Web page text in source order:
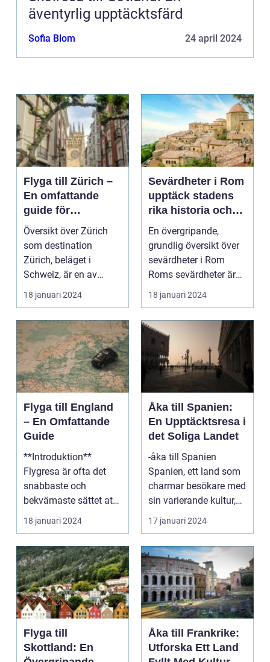
äventyrlig upptäcktsfärd
Sofia Blom 24 april 2024
Flyga till Zürich –
En omfattande
guide för
resenärer
Översikt över Zürich
som destination
Zürich, beläget i
Schweiz, är en av
Europas mest
populära dest...
18 januari 2024
Sevärdheter i Rom
upptäck stadens
rika historia och
kulturella skatter
En övergripande,
grundlig översikt över
sevärdheter i Rom
Roms sevärdheter är
känt över hela världe...
18 januari 2024
Flyga till England
– En Omfattande
Guide
**Introduktion**
Flygresa är ofta det
snabbaste och
bekvämaste sättet att
resa till England från
ol...
18 januari 2024
Åka till Spanien:
En Upptäcktsresa i
det Soliga Landet
-åka till Spanien
Spanien, ett land som
charmar besökare med
sin varierande kultur,
vackra stränder...
17 januari 2024
Flyga till
Skottland: En
Åka till Frankrike:
Utforska Ett Land